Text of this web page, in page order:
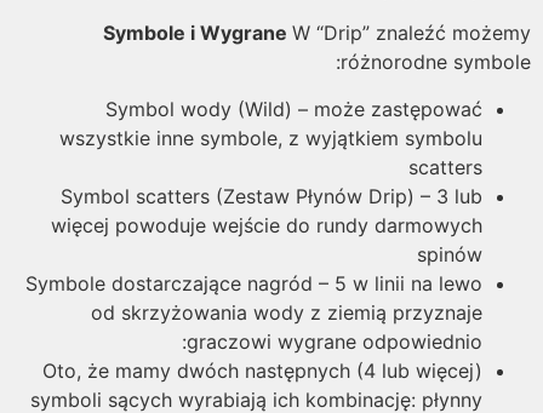
Symbole i WygraneW “Drip” znaleźć
różnorodne
Symbol wody (Wild) – może zastępować
wszystkie inne symbole, z wyjątkiem symbolu
scatters
Symbol scatters (Zestaw Płynów Drip) – 3 lub
więcej powoduje wejście do rundy darmowych
spinów
Symbole dostarczające nagród – 5 w linii na lewo
od skrzyżowania wody z ziemią przyznaje
graczowi wygrane odpowiednio:
Oto, że mamy dwóch następnych (4 lub więcej)
symboli sących wyrabiają ich kombinację: płynny